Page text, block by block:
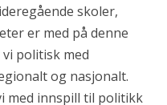
skoler,
er med på denne
politisk med
og nasjonalt.
med innspill til politikk